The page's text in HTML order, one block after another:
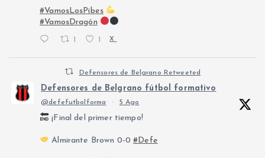
#VamosLosPibes
#VamosDragón
X
Defensores de Belgrano Retweeted
Defensores de Belgrano fútbol formativo
@defefutbolforma · 5 Ago
¡Final del primer tiempo!
Almirante Brown 0-0#Defe